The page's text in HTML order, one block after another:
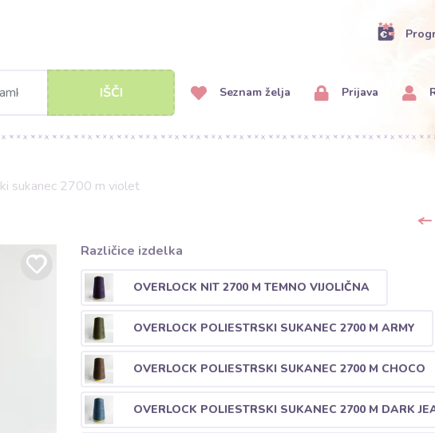
IŠČI Seznam želja Prijava
sukanec 2700 m violet
Različice izdelka
OVERLOCK NIT 2700 M TEMNO VIJOLIČNA
OVERLOCK POLIESTRSKI SUKANEC 2700 M ARMY
OVERLOCK POLIESTRSKI SUKANEC 2700 M CHOCO
OVERLOCK POLIESTRSKI SUKANEC 2700 M DARK